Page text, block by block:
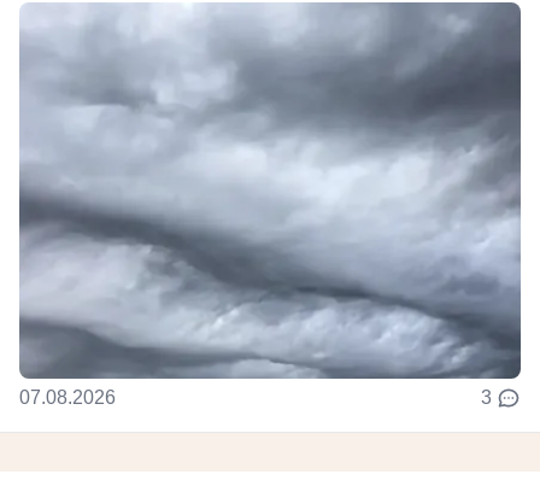
07.08.2026 3